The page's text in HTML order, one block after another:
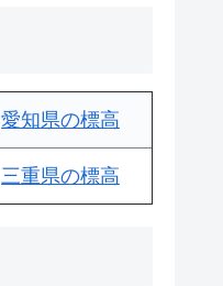
愛知県の標高
三重県の標高